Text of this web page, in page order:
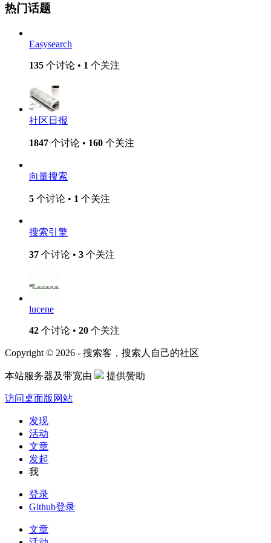
热门话题
Easysearch
135 个讨论 • 1 个关注
社区日报
1847 个讨论 • 160 个关注
向量搜索
5 个讨论 • 1 个关注
搜索引擎
37 个讨论 • 3 个关注
lucene
42 个讨论 • 20 个关注
Copyright © 2026 - 搜索客，搜索人自己的社区
本站服务器及带宽由 提供赞助
访问桌面版网站
发现
活动
文章
发起
我
登录
Github登录
文章